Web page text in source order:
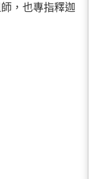
，也專指釋迦